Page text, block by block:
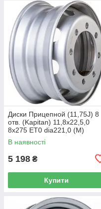
Диски Прицепной (11,75J) 8
отв. (Kapitan) 11,8x22,5,0
8x275 ET0 dia221,0 (M)
(сталь) (кт)
В наявності
5 198 ₴
Купити